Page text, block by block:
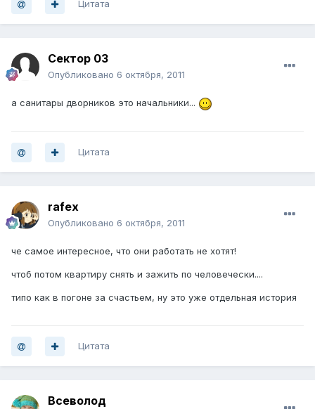
Цитата
Сектор 03
Опубликовано 6 октября, 2011
а санитары дворников это начальники...
Цитата
rafex
Опубликовано 6 октября, 2011
че самое интересное, что они работать не хотят!
чтоб потом квартиру снять и зажить по человечески....
типо как в погоне за счастьем, ну это уже отдельная история
Цитата
Всеволод